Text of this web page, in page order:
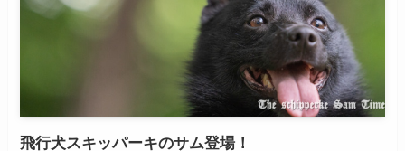
飛行犬スキッパーキのサム登場！